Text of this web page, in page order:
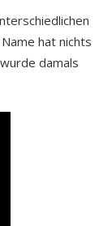
hat nichts
damals